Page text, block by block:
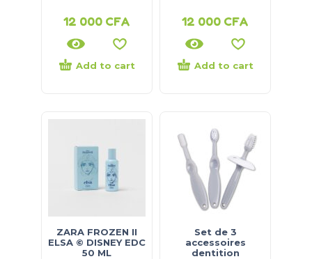
12 000 CFA
Add to cart
12 000 CFA
Add to cart
ZARA FROZEN II
ELSA © DISNEY EDC
50 ML
Set de 3
accessoires
dentition